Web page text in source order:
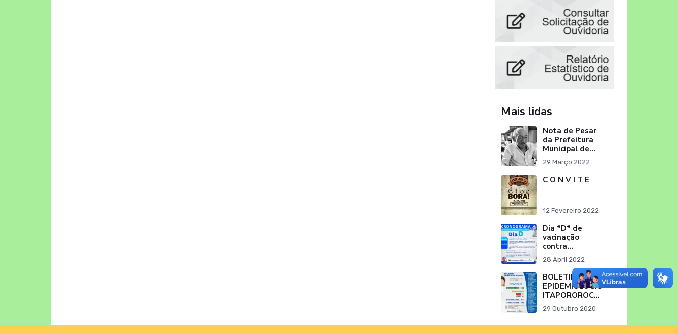
Mais lidas
Nota de Pesar
da Prefeitura
Municipal de
Itapororoca
pelo
falecimento do
Sr. Severino
Prefei
29 Março 2022
C O N V I T E
12 Fevereiro 2022
Dia *D* de
vacinação
contra
*Sarampo
28 Abril 2022
BOLETIM
EPIDEMIOLÓGICO
ITAPOROROCA-
PB (29/10/2020)
29 Outubro 2020